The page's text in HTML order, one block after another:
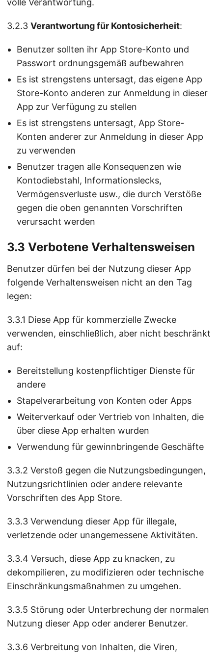
volle Verantwortung.
3.2.3 Verantwortung für Kontosicherheit:
Benutzer sollten ihr App Store-Konto und
Passwort ordnungsgemäß aufbewahren
Es ist strengstens untersagt, das eigene App
Store-Konto anderen zur Anmeldung in dieser
App zur Verfügung zu stellen
Es ist strengstens untersagt, App Store-
Konten anderer zur Anmeldung in dieser App
zu verwenden
Benutzer tragen alle Konsequenzen wie
Kontodiebstahl, Informationslecks,
Vermögensverluste usw., die durch Verstöße
gegen die oben genannten Vorschriften
verursacht werden
3.3 Verbotene Verhaltensweisen
Benutzer dürfen bei der Nutzung dieser App
folgende Verhaltensweisen nicht an den Tag
legen:
3.3.1 Diese App für kommerzielle Zwecke
verwenden, einschließlich, aber nicht beschränkt
auf:
Bereitstellung kostenpflichtiger Dienste für
andere
Stapelverarbeitung von Konten oder Apps
Weiterverkauf oder Vertrieb von Inhalten, die
über diese App erhalten wurden
Verwendung für gewinnbringende Geschäfte
3.3.2 Verstoß gegen die Nutzungsbedingungen,
Nutzungsrichtlinien oder andere relevante
Vorschriften des App Store.
3.3.3 Verwendung dieser App für illegale,
verletzende oder unangemessene Aktivitäten.
3.3.4 Versuch, diese App zu knacken, zu
dekompilieren, zu modifizieren oder technische
Einschränkungsmaßnahmen zu umgehen.
3.3.5 Störung oder Unterbrechung der normalen
Nutzung dieser App oder anderer Benutzer.
3.3.6 Verbreitung von Inhalten, die Viren,